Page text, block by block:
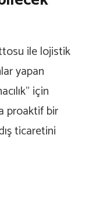
ile lojistik
yapan
için
proaktif bir
ticaretini